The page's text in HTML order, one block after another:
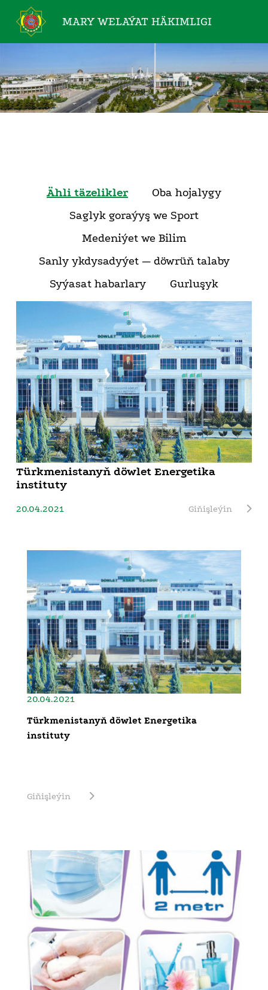
MARY WELAÝAT HÄKIMLIGI
Ähli täzelikler
Oba hojalygy
Saglyk goraýyş we Sport
Medeniýet we Bilim
Sanly ykdysadyýet — döwrüň talaby
Syýasat habarlary
Gurluşyk
Türkmenistanyň döwlet Energetika
instituty
20.04.2021 Giňişleýin
20.04.2021
Türkmenistanyň döwlet Energetika
instituty
Giňişleýin